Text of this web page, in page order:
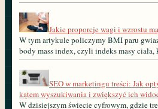
Jakie proporcje wagi i wzrostu
W tym artykule policzymy BMI paru
body mass index, czyli indeks masy
SEO w marketingu treści: Jak
kątem wyszukiwania i zwiększyć ich
W dzisiejszym świecie cyfrowym, gdzie